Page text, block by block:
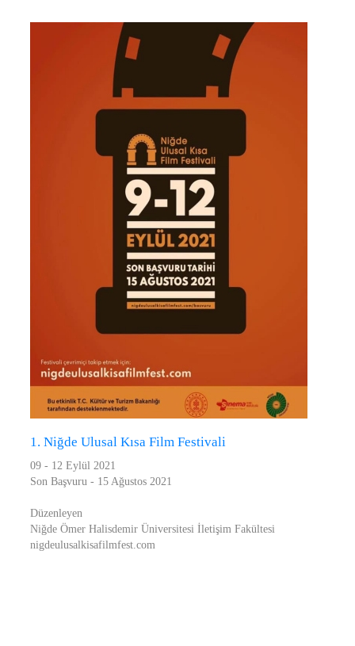
1. Niğde Ulusal Kısa Film Festivali
09 - 12 Eylül 2021
Son Başvuru - 15 Ağustos 2021
Düzenleyen
Niğde Ömer Halisdemir Üniversitesi İletişim Fakültesi
nigdeulusalkisafilmfest.com